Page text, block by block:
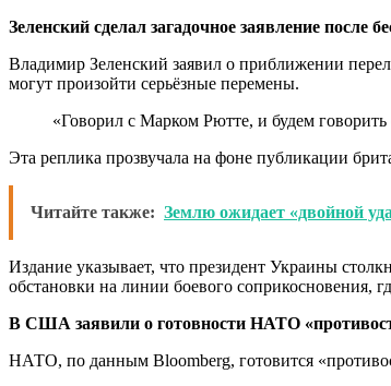
Зеленский сделал загадочное заявление после
Владимир Зеленский заявил о приближении
могут произойти серьёзные перемены.
«Говорил с Марком Рютте, и будем
Эта реплика прозвучала на фоне публикации
Читайте также: Землю ожидает «двойной
Издание указывает, что президент Украины
обстановки на линии боевого
В США заявили о готовности НАТО
НАТО, по данным Bloomberg, готовится